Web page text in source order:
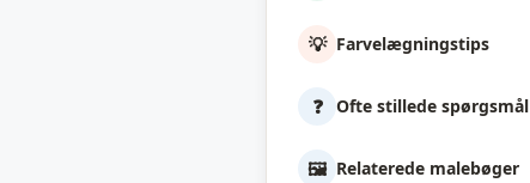
💡 Farvelægningstips
❓ Ofte stillede spørgsmål
🖼️ Relaterede malebøger